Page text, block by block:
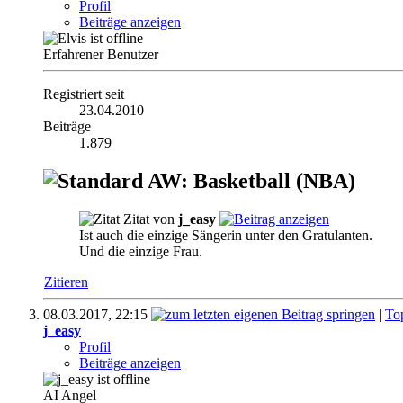
Profil
Beiträge anzeigen
Erfahrener Benutzer
Registriert seit
23.04.2010
Beiträge
1.879
AW: Basketball (NBA)
Zitat von j_easy
Ist auch die einzige Sängerin unter den Gratulanten.
Und die einzige Frau.
Zitieren
08.03.2017, 22:15 |
j_easy
Profil
Beiträge anzeigen
AI Angel